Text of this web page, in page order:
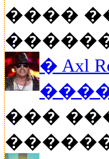
����
� Axl
���